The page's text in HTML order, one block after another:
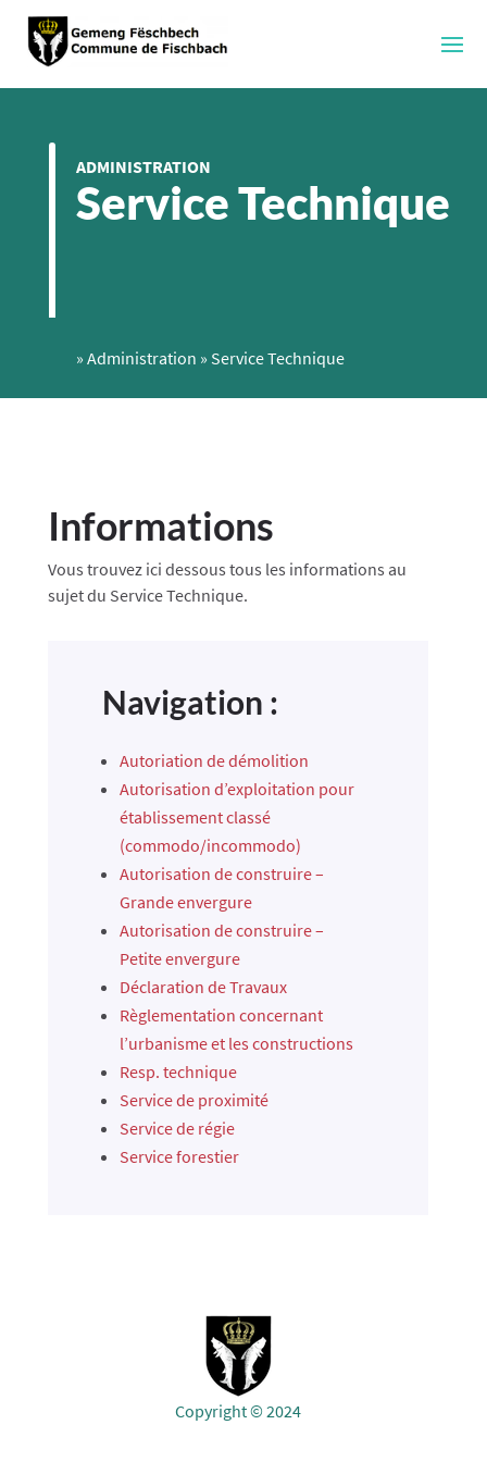
ADMINISTRATION
Service Technique
» Administration » Service Technique
Informations
Vous trouvez ici dessous tous les informations au
sujet du Service Technique.
Navigation :
Autoriation de démolition
Autorisation d’exploitation pour
établissement classé
(commodo/incommodo)
Autorisation de construire –
Grande envergure
Autorisation de construire –
Petite envergure
Déclaration de Travaux
Règlementation concernant
l’urbanisme et les constructions
Resp. technique
Service de proximité
Service de régie
Service forestier
Copyright © 2024